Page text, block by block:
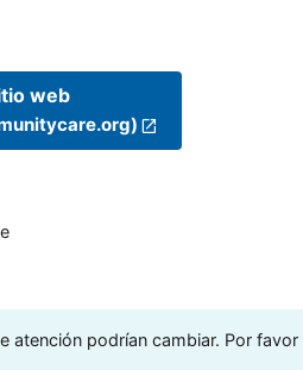
web
atención podrían cambiar. Por